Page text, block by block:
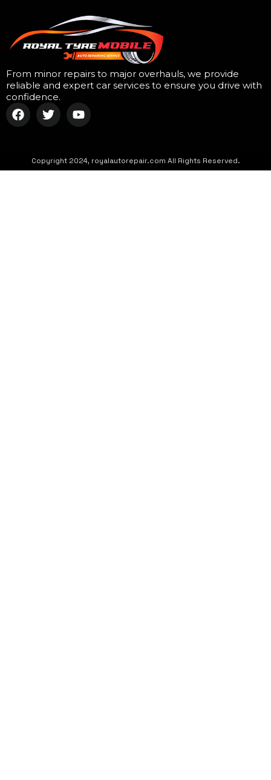
From minor repairs to major overhauls, we provide
reliable and expert car services to ensure you drive with
confidence.
Copyright 2024, royalautorepair.com All Rights Reserved.